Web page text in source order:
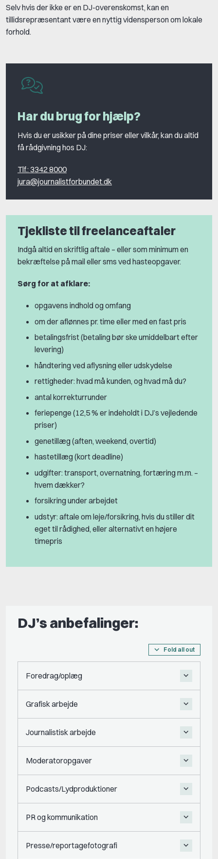
Selv hvis der ikke er en DJ-overenskomst, kan en
tillidsrepræsentant være en nyttig vidensperson om lokale
forhold.
Har du brug for hjælp?
Hvis du er usikker på dine priser eller vilkår, kan du altid
få rådgivning hos DJ:
Tlf.: 3342 8000
jura@journalistforbundet.dk
Tjekliste til freelanceaftaler
Indgå altid en skriftlig aftale – eller som minimum en
bekræftelse på mail eller sms ved hasteopgaver.
Sørg for at afklare:
opgavens indhold og omfang
om der aflønnes pr. time eller med en fast pris
betalingsfrist (betaling bør ske umiddelbart efter
levering)
håndtering ved aflysning eller udskydelse
rettigheder: hvad må kunden, og hvad må du?
antal korrekturrunder
feriepenge (12,5 % er indeholdt i DJ’s vejledende
priser)
genetillæg (aften, weekend, overtid)
hastetillæg (kort deadline)
udgifter: transport, overnatning, fortæring m.m. –
hvem dækker?
forsikring under arbejdet
udstyr: aftale om leje/forsikring, hvis du stiller dit
eget til rådighed, eller alternativt en højere
timepris
DJ’s anbefalinger:
Fold all out
Foredrag/oplæg
Grafisk arbejde
Journalistisk arbejde
Moderatoropgaver
Podcasts/Lydproduktioner
PR og kommunikation
Presse/reportagefotografi